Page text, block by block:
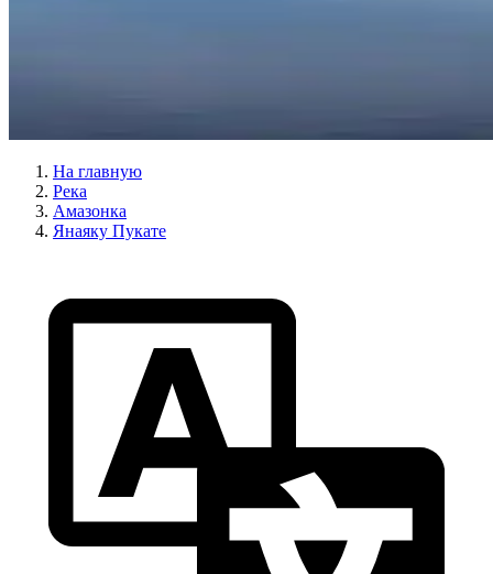
На главную
Река
Амазонка
Янаяку Пукате